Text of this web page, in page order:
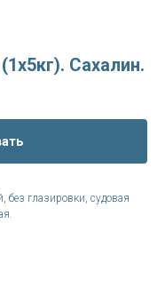
Сахалин.
без глазировки, судовая